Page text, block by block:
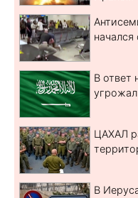
начался
В ответ
ЦАХАЛ
В